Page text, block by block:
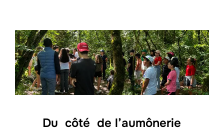
Du côté de l’aumônerie